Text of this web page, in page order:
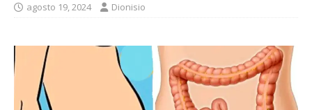
agosto 19, 2024 Dionisio